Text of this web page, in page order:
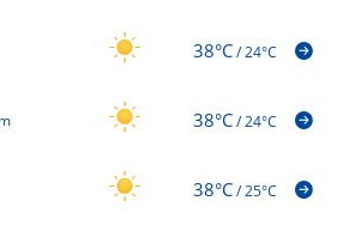
38°C/24°C
38°C/24°C
38°C/25°C